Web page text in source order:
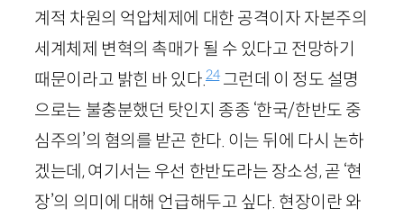
계적 차원의 억압체제에 대한 공격이자 자본주의
세계체제 변혁의 촉매가 될 수 있다고 전망하기
때문이라고 밝힌 바 있다.24그런데 이 정도 설명
으로는 불충분했던 탓인지 종종 ‘한국/한반도 중
심주의’의 혐의를 받곤 한다. 이는 뒤에 다시 논하
겠는데, 여기서는 우선 한반도라는 장소성, 곧 ‘현
장’의 의미에 대해 언급해두고 싶다. 현장이란 와